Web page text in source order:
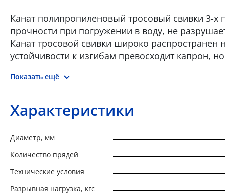
Канат полипропиленовый тросовый свивки 3-х
прочности при погружении в воду, не
Канат тросовой свивки широко
устойчивости к изгибам превосходит капрон,
стойкостью к действию кислот, щелочей и
Температура плавления 165 С.
Морского Регистра судоходства и Российского
Показать ещё
Характеристики
Диаметр, мм
Количество прядей
Технические условия
Разрывная нагрузка, кгс